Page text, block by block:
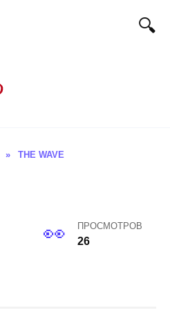
» THE WAVE
ПРОСМОТРОВ
26